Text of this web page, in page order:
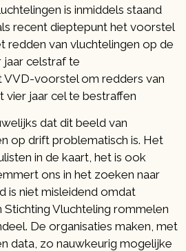
is inmiddels staand
recent dieptepunt het voorstel
redden van vluchtelingen op de
jaar celstraf te
VVD-voorstel om redders van
jaar cel te bestraffen
dat dit beeld van
op drift problematisch is. Het
in de kaart, het is ook
ons in het zoeken naar
is niet misleidend omdat
Vluchteling rommelen
De organisaties maken, met
data, zo nauwkeurig mogelijke